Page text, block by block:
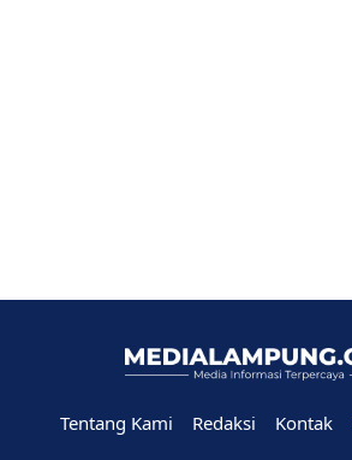
Tentang Kami Redaksi Kontak